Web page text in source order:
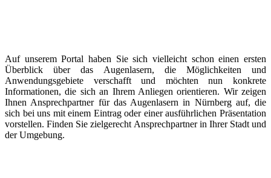
Auf unserem Portal haben Sie sich vielleicht schon einen ersten
Überblick über das Augenlasern, die Möglichkeiten und
Anwendungsgebiete verschafft und möchten nun konkrete
Informationen, die sich an Ihrem Anliegen orientieren. Wir zeigen
Ihnen Ansprechpartner für das Augenlasern in Nürnberg auf, die
sich bei uns mit einem Eintrag oder einer ausführlichen Präsentation
vorstellen. Finden Sie zielgerecht Ansprechpartner in Ihrer Stadt und
der Umgebung.